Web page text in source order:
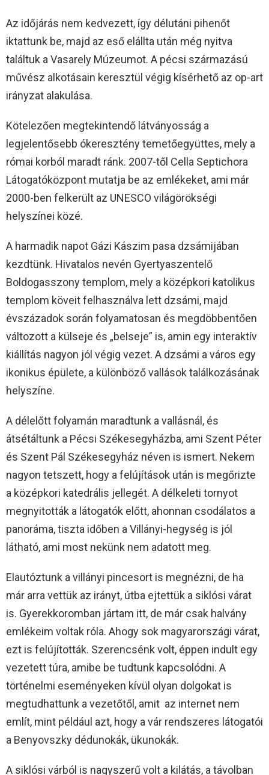
Az időjárás nem kedvezett, így délutáni pihenőt
iktattunk be, majd az eső elállta után még nyitva
találtuk a Vasarely Múzeumot. A pécsi származású
művész alkotásain keresztül végig kísérhető az op-art
irányzat alakulása.
Kötelezően megtekintendő látványosság a
legjelentősebb ókeresztény temetőegyüttes, mely a
római korból maradt ránk. 2007-től Cella Septichora
Látogatóközpont mutatja be az emlékeket, ami már
2000-ben felkerült az UNESCO világörökségi
helyszínei közé.
A harmadik napot Gázi Kászim pasa dzsámijában
kezdtünk. Hivatalos nevén Gyertyaszentelő
Boldogasszony templom, mely a középkori katolikus
templom köveit felhasználva lett dzsámi, majd
évszázadok során folyamatosan és megdöbbentően
változott a külseje és „belseje” is, amin egy interaktív
kiállítás nagyon jól végig vezet. A dzsámi a város egy
ikonikus épülete, a különböző vallások találkozásának
helyszíne.
A délelőtt folyamán maradtunk a vallásnál, és
átsétáltunk a Pécsi Székesegyházba, ami Szent Péter
és Szent Pál Székesegyház néven is ismert. Nekem
nagyon tetszett, hogy a felújítások után is megőrizte
a középkori katedrális jellegét. A délkeleti tornyot
megnyitották a látogatók előtt, ahonnan csodálatos a
panoráma, tiszta időben a Villányi-hegység is jól
látható, ami most nekünk nem adatott meg.
Elautóztunk a villányi pincesort is megnézni, de ha
már arra vettük az irányt, útba ejtettük a siklósi várat
is. Gyerekkoromban jártam itt, de már csak halvány
emlékeim voltak róla. Ahogy sok magyarországi várat,
ezt is felújították. Szerencsénk volt, éppen indult egy
vezetett túra, amibe be tudtunk kapcsolódni. A
történelmi eseményeken kívül olyan dolgokat is
megtudhattunk a vezetőtől, amit az internet nem
említ, mint például azt, hogy a vár rendszeres látogatói
a Benyovszky dédunokák, ükunokák.
A siklósi várból is nagyszerű volt a kilátás, a távolban